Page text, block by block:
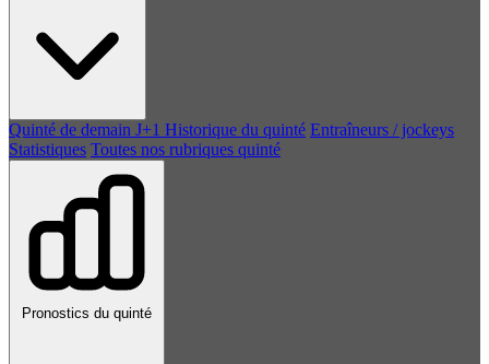
Quinté de demain J+1 Historique du quinté Entraîneurs / jockeys
Statistiques Toutes nos rubriques quinté
Pronostics du quinté